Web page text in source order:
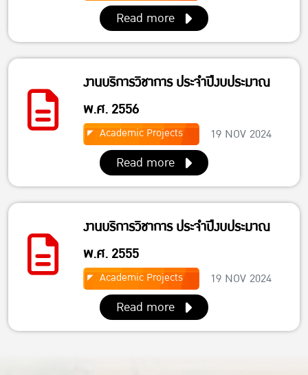
Read more
งานบริการวิชาการ ประจำปีงบประมาณ
พ.ศ. 2556
Academic Projects 19 NOV 2024
Read more
งานบริการวิชาการ ประจำปีงบประมาณ
พ.ศ. 2555
Academic Projects 19 NOV 2024
Read more